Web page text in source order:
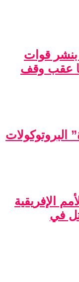
قوات
عقب وقف
البروتوكولات
الإفريقية
في